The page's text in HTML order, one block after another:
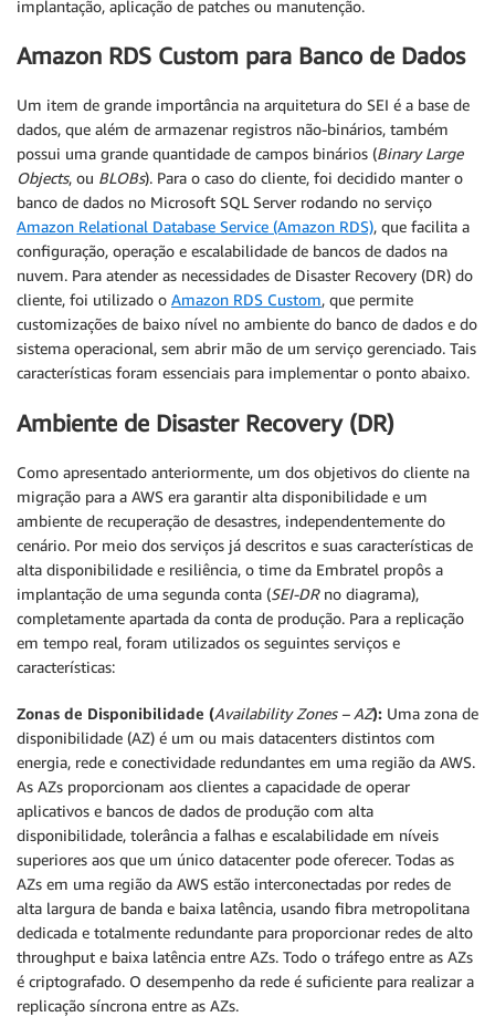
implantação, aplicação de patches ou manutenção.
Amazon RDS Custom para Banco de Dados
Um item de grande importância na arquitetura do SEI é a base de
dados, que além de armazenar registros não-binários, também
possui uma grande quantidade de campos binários (Binary Large
Objects, ou BLOBs). Para o caso do cliente, foi decidido manter o
banco de dados no Microsoft SQL Server rodando no serviço
Amazon Relational Database Service (Amazon RDS), que facilita a
configuração, operação e escalabilidade de bancos de dados na
nuvem. Para atender as necessidades de Disaster Recovery (DR) do
cliente, foi utilizado o Amazon RDS Custom, que permite
customizações de baixo nível no ambiente do banco de dados e do
sistema operacional, sem abrir mão de um serviço gerenciado. Tais
características foram essenciais para implementar o ponto abaixo.
Ambiente de Disaster Recovery (DR)
Como apresentado anteriormente, um dos objetivos do cliente na
migração para a AWS era garantir alta disponibilidade e um
ambiente de recuperação de desastres, independentemente do
cenário. Por meio dos serviços já descritos e suas características de
alta disponibilidade e resiliência, o time da Embratel propôs a
implantação de uma segunda conta (SEI-DRno diagrama),
completamente apartada da conta de produção. Para a replicação
em tempo real, foram utilizados os seguintes serviços e
características:
Zonas de Disponibilidade (Availability Zones – AZ): Uma zona de
disponibilidade (AZ) é um ou mais datacenters distintos com
energia, rede e conectividade redundantes em uma região da AWS.
As AZs proporcionam aos clientes a capacidade de operar
aplicativos e bancos de dados de produção com alta
disponibilidade, tolerância a falhas e escalabilidade em níveis
superiores aos que um único datacenter pode oferecer. Todas as
AZs em uma região da AWS estão interconectadas por redes de
alta largura de banda e baixa latência, usando fibra metropolitana
dedicada e totalmente redundante para proporcionar redes de alto
throughput e baixa latência entre AZs. Todo o tráfego entre as AZs
é criptografado. O desempenho da rede é suficiente para realizar a
replicação síncrona entre as AZs.